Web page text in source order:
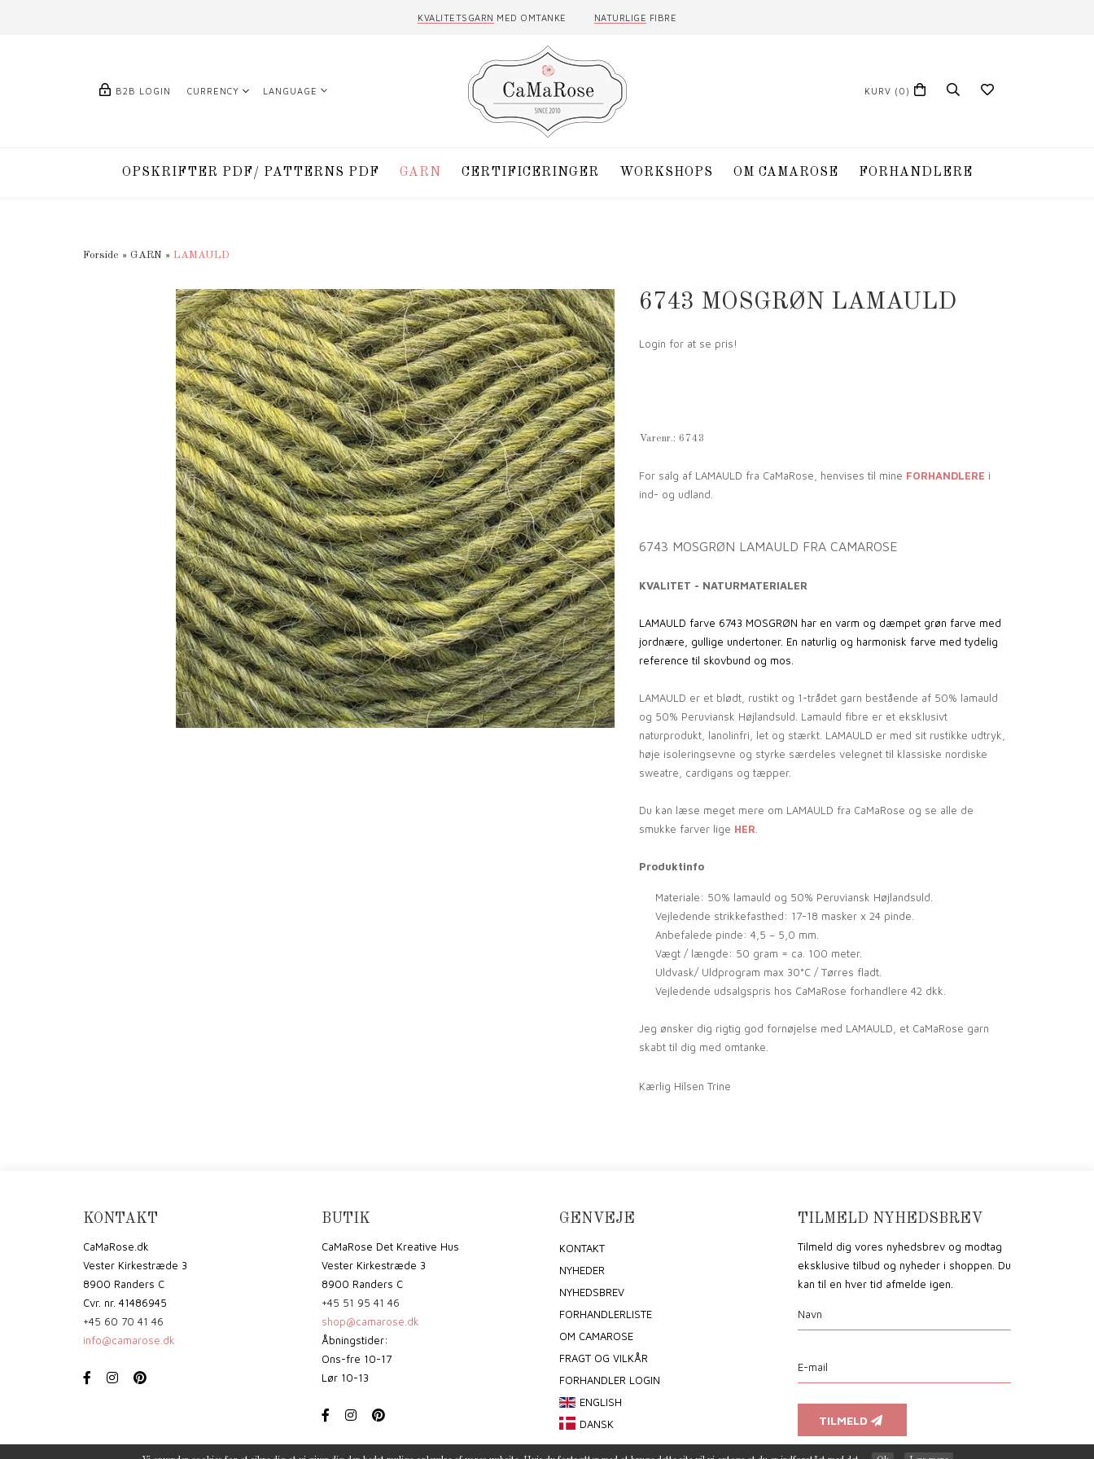
KVALITETSGARN MED OMTANKE NATURLIGE FIBRE
B2B LOGIN CURRENCY LANGUAGE KURV (0)
OPSKRIFTER PDF/ PATTERNS PDF GARN CERTIFICERINGER WORKSHOPS OM CAMAROSE FORHANDLERE
Forside » GARN » LAMAULD
6743 MOSGRØN LAMAULD
Login for at se pris!
Varenr.: 6743
For salg af LAMAULD fra CaMaRose, henvises til mine FORHANDLERE i
ind- og udland.
6743 MOSGRØN LAMAULD FRA CAMAROSE
KVALITET - NATURMATERIALER
LAMAULD farve 6743 MOSGRØN har en varm og dæmpet grøn farve med
jordnære, gullige undertoner. En naturlig og harmonisk farve med tydelig
reference til skovbund og mos.
LAMAULD er et blødt, rustikt og 1-trådet garn bestående af 50% lamauld
og 50% Peruviansk Højlandsuld. Lamauld fibre er et eksklusivt
naturprodukt, lanolinfri, let og stærkt. LAMAULD er med sit rustikke udtryk,
høje isoleringsevne og styrke særdeles velegnet til klassiske nordiske
sweatre, cardigans og tæpper.
Du kan læse meget mere om LAMAULD fra CaMaRose og se alle de
smukke farver lige HER.
Produktinfo
Materiale: 50% lamauld og 50% Peruviansk Højlandsuld.
Vejledende strikkefasthed: 17-18 masker x 24 pinde.
Anbefalede pinde: 4,5 – 5,0 mm.
Vægt / længde: 50 gram = ca. 100 meter.
Uldvask/ Uldprogram max 30°C / Tørres fladt.
Vejledende udsalgspris hos CaMaRose forhandlere 42 dkk.
Jeg ønsker dig rigtig god fornøjelse med LAMAULD, et CaMaRose garn
skabt til dig med omtanke.
Kærlig Hilsen Trine
KONTAKT
CaMaRose.dk
Vester Kirkestræde 3
8900 Randers C
Cvr. nr. 41486945
+45 60 70 41 46
info@camarose.dk
BUTIK
CaMaRose Det Kreative Hus
Vester Kirkestræde 3
8900 Randers C
+45 51 95 41 46
shop@camarose.dk
Åbningstider:
Ons-fre 10-17
Lør 10-13
GENVEJE
KONTAKT
NYHEDER
NYHEDSBREV
FORHANDLERLISTE
OM CAMAROSE
FRAGT OG VILKÅR
FORHANDLER LOGIN
ENGLISH
DANSK
TILMELD NYHEDSBREV
Tilmeld dig vores nyhedsbrev og modtag
eksklusive tilbud og nyheder i shoppen. Du
kan til en hver tid afmelde igen.
TILMELD